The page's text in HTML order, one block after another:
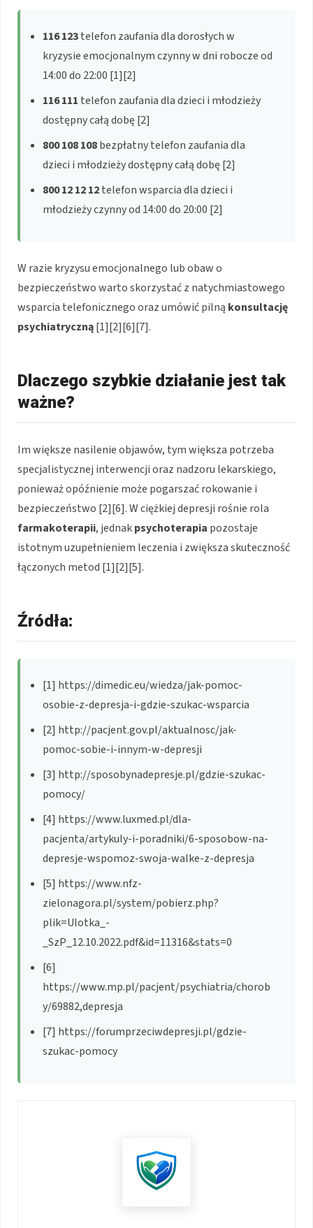
116 123telefon zaufania dla dorosłych w
kryzysie emocjonalnym czynny w dni robocze od
14:00 do 22:00 [1][2]
116 111 telefon zaufania dla dzieci i młodzieży
dostępny całą dobę [2]
800 108 108bezpłatny telefon zaufania dla
dzieci i młodzieży dostępny całą dobę [2]
800 12 12 12telefon wsparcia dla dzieci i
młodzieży czynny od 14:00 do 20:00 [2]
W razie kryzysu emocjonalnego lub obaw o
bezpieczeństwo warto skorzystać z natychmiastowego
wsparcia telefonicznego oraz umówić pilną konsultację
psychiatryczną[1][2][6][7].
Dlaczego szybkie działanie jest tak
ważne?
Im większe nasilenie objawów, tym większa potrzeba
specjalistycznej interwencji oraz nadzoru lekarskiego,
ponieważ opóźnienie może pogarszać rokowanie i
bezpieczeństwo [2][6]. W ciężkiej depresji rośnie rola
farmakoterapii, jednakpsychoterapia pozostaje
istotnym uzupełnieniem leczenia i zwiększa skuteczność
łączonych metod [1][2][5].
Źródła:
[1] https://dimedic.eu/wiedza/jak-pomoc-
osobie-z-depresja-i-gdzie-szukac-wsparcia
[2] http://pacjent.gov.pl/aktualnosc/jak-
pomoc-sobie-i-innym-w-depresji
[3] http://sposobynadepresje.pl/gdzie-szukac-
pomocy/
[4] https://www.luxmed.pl/dla-
pacjenta/artykuly-i-poradniki/6-sposobow-na-
depresje-wspomoz-swoja-walke-z-depresja
[5] https://www.nfz-
zielonagora.pl/system/pobierz.php?
plik=Ulotka_-
_SzP_12.10.2022.pdf&id=11316&stats=0
[6]
https://www.mp.pl/pacjent/psychiatria/chorob
y/69882,depresja
[7] https://forumprzeciwdepresji.pl/gdzie-
szukac-pomocy